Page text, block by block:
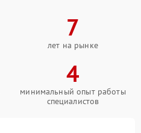
7
лет на рынке
4
минимальный опыт работы
специалистов